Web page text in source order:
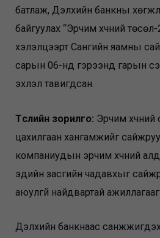
батлаж, Дэлхийн банкны
байгуулах “Эрчим хүчний төсөл-
хэлэлцээрт Сангийн яамны
сарын 06-нд гэрээнд гарын
эхлэл тавигдсан.
Төслийн зорилго: Эрчим хүчний
цахилгаан хангамжийг
компаниудын эрчим хүчний
эдийн засгийн чадавхыг
аюулгүй найдвартай ажиллагааг
Дэлхийн банкнаас